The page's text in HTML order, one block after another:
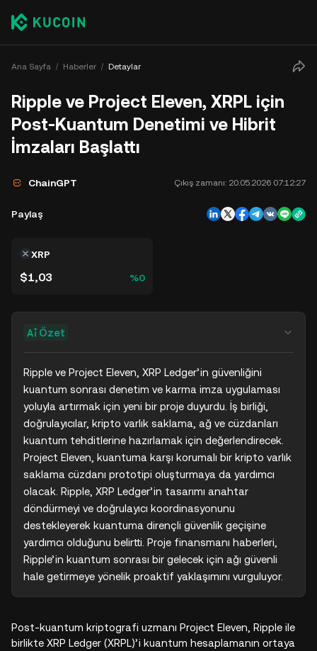
Ana Sayfa Haberler Detaylar
Ripple ve Project Eleven, XRPL için
Post-Kuantum Denetimi ve Hibrit
İmzaları Başlattı
ChainGPT Çıkış zamanı: 20.05.2026 07:12:27
Paylaş
XRP
$1,03 %0
Özet
Ripple ve Project Eleven, XRP Ledger’in güvenliğini
kuantum sonrası denetim ve karma imza uygulaması
yoluyla artırmak için yeni bir proje duyurdu. İş birliği,
doğrulayıcılar, kripto varlık saklama, ağ ve cüzdanları
kuantum tehditlerine hazırlamak için değerlendirecek.
Project Eleven, kuantuma karşı korumalı bir kripto varlık
saklama cüzdanı prototipi oluşturmaya da yardımcı
olacak. Ripple, XRP Ledger’in tasarımı anahtar
döndürmeyi ve doğrulayıcı koordinasyonunu
destekleyerek kuantuma dirençli güvenlik geçişine
yardımcı olduğunu belirtti. Proje finansmanı haberleri,
Ripple’in kuantum sonrası bir gelecek için ağı güvenli
hale getirmeye yönelik proaktif yaklaşımını vurguluyor.
Post-kuantum kriptografi uzmanı Project Eleven, Ripple ile
birlikte XRP Ledger (XRPL)’i kuantum hesaplamanın ortaya